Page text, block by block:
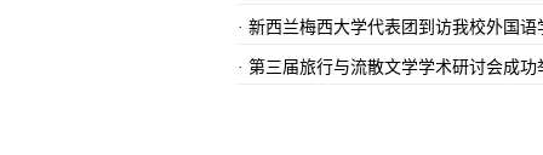
· 新西兰梅西大学代表团到访我校外国
· 第三届旅行与流散文学学术研讨会成功